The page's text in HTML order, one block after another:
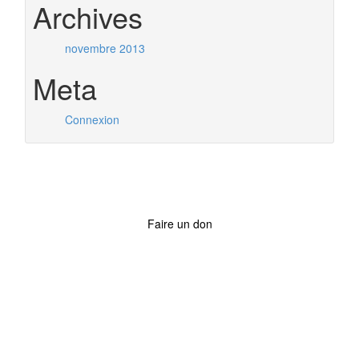
Archives
novembre 2013
Meta
Connexion
Faire un don